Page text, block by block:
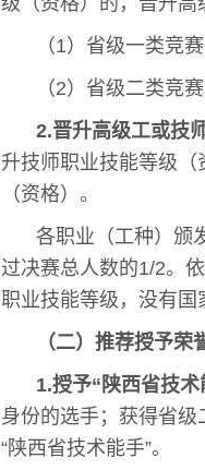
（1）省级一类竞
（2）省级二类竞
2.晋升高级工或技
升技师职业技能等级
（资格）。
各职业（工种）颁
过决赛总人数的1/2。
职业技能等级，没有
（二）推荐授予荣
1.授予“陕西省技术
身份的选手；获得省
“陕西省技术能手”。